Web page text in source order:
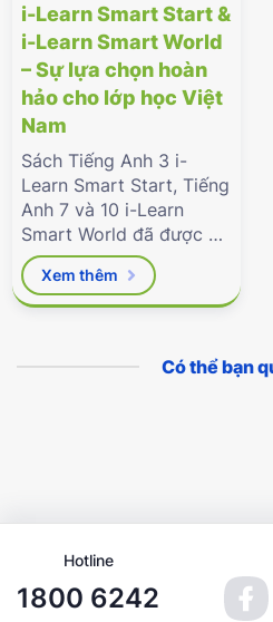
i-Learn Smart Start &
i-Learn Smart World
– Sự lựa chọn hoàn
hảo cho lớp học Việt
Nam
Sách Tiếng Anh 3 i-
Learn Smart Start, Tiếng
Anh 7 và 10 i-Learn
Smart World đã được Bộ
Giáo dục & Đào tạo phê
duyệt.
Xem thêm
Có thể bạn
Hotline
1800 6242